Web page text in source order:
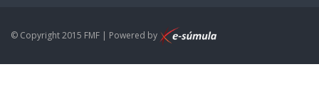
© Copyright 2015 FMF | Powered by